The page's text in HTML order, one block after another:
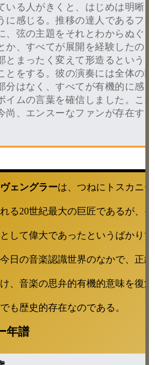
いる人がきくと、はじめは明晰に
に感じる。推移の達人であるフル
、弦の主題をそれとわからぬぐら
か、すべてが展開を経験したのだ
とまったく変えて形造るというよ
とをする。彼の演奏には全体の関
分はなく、すべてが有機的に感じ
イムの言葉を確信しました。これ
尚、エンスーなファンが存在する
ェングラーは、つねにトスカニー
る20世紀最大の巨匠であるが、そ
して偉大であったというばかりで
日の音楽認識世界のなかで、正統
、音楽の思弁的有機的意味を復活
も歴史的存在なのである。
年譜